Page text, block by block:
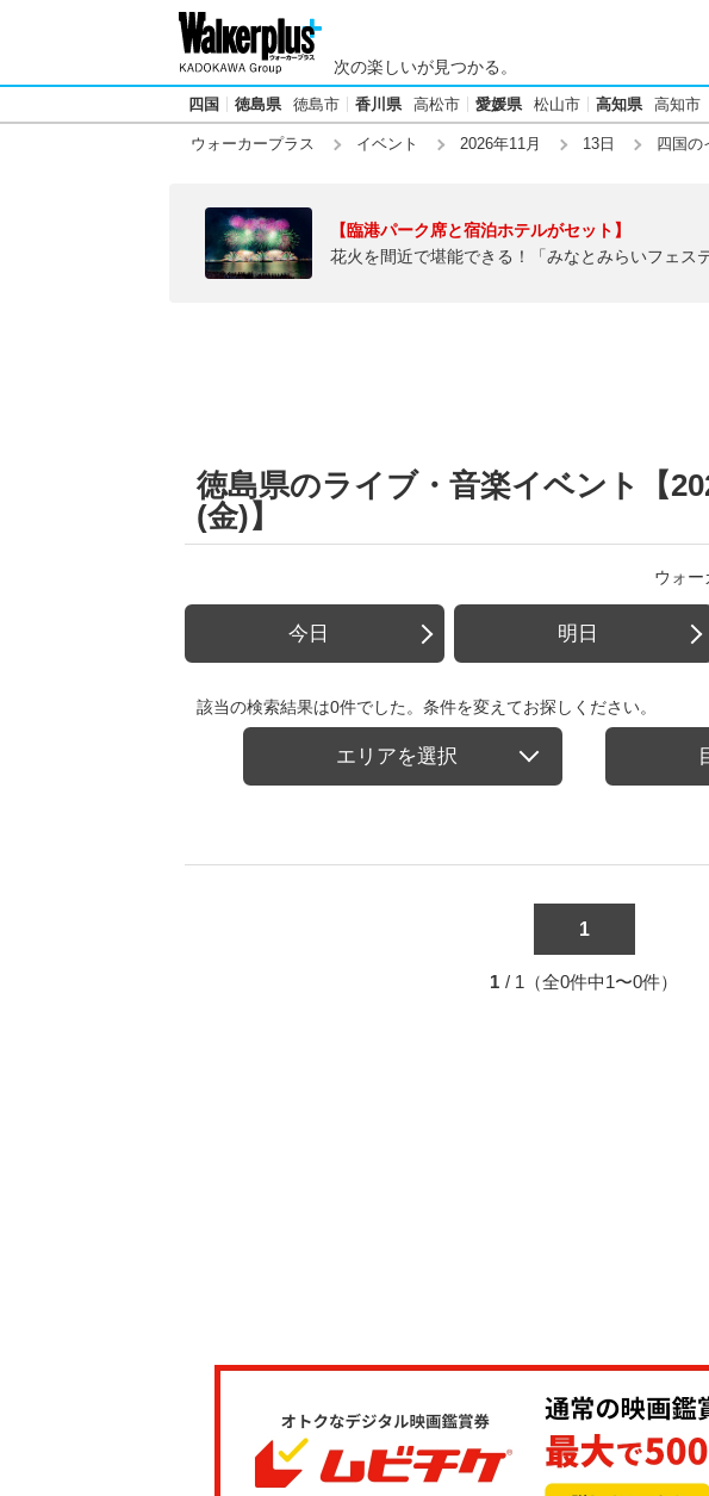
次の楽しいが見つかる。
四国 徳島県 徳島市 香川県 高松市 愛媛県 松山市 高知県 高知市
ウォーカープラス イベント 2026年11月 13日 四国の
【臨港パーク席と宿泊ホテルがセット】
花火を間近で堪能できる！「みなとみらいフェス
徳島県のライブ・音楽イベント【
(金)】
ウォー
今日 明日
該当の検索結果は0件でした。条件を変えてお探しください。
エリアを選択
1
1 / 1（全0件中1〜0件）